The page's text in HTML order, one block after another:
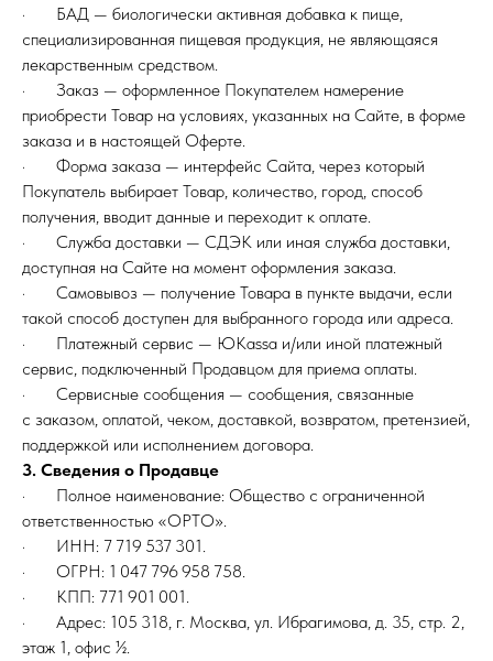
· БАД — биологически активная добавка к пище,
специализированная пищевая продукция, не являющаяся
лекарственным средством.
· Заказ — оформленное Покупателем намерение
приобрести Товар на условиях, указанных на Сайте, в форме
заказа и в настоящей Оферте.
· Форма заказа — интерфейс Сайта, через который
Покупатель выбирает Товар, количество, город, способ
получения, вводит данные и переходит к оплате.
· Служба доставки — СДЭК или иная служба доставки,
доступная на Сайте на момент оформления заказа.
· Самовывоз — получение Товара в пункте выдачи, если
такой способ доступен для выбранного города или адреса.
· Платежный сервис — ЮKassa и/или иной платежный
сервис, подключенный Продавцом для приема оплаты.
· Сервисные сообщения — сообщения, связанные
с заказом, оплатой, чеком, доставкой, возвратом, претензией,
поддержкой или исполнением договора.
3. Сведения о Продавце
· Полное наименование: Общество с ограниченной
ответственностью «ОРТО».
· ИНН: 7 719 537 301.
· ОГРН: 1 047 796 958 758.
· КПП: 771 901 001.
· Адрес: 105 318, г. Москва, ул. Ибрагимова, д. 35, стр. 2,
этаж 1, офис ½.